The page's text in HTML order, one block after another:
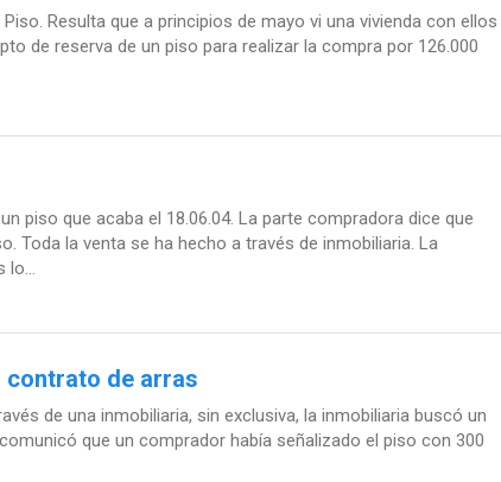
Resulta que a principios de mayo vi una vivienda con ellos
de reserva de un piso para realizar la compra por 126.000
piso que acaba el 18.06.04. La parte compradora dice que
Toda la venta se ha hecho a través de inmobiliaria. La
contrato de arras
de una inmobiliaria, sin exclusiva, la inmobiliaria buscó un
que un comprador había señalizado el piso con 300